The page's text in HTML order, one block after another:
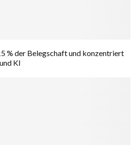
% der Belegschaft und konzentriert
KI